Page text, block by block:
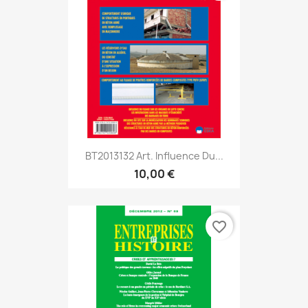
BT2013132 Art. Influence Du...
10,00 €
favorite_border